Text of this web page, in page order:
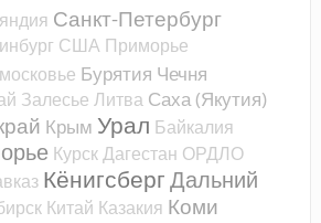
Санкт-Петербург
США Приморье
Бурятия Чечня
Залесье Литва Саха (Якутия)
Крым Урал Байкалия
КурскДагестан ОРДЛО
КёнигсбергДальний
Китай Казакия Коми